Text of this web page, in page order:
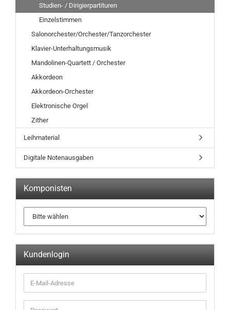
Studien- / Dirigierpartituren
Einzelstimmen
Salonorchester/Orchester/Tanzorchester
Klavier-Unterhaltungsmusik
Mandolinen-Quartett / Orchester
Akkordeon
Akkordeon-Orchester
Elektronische Orgel
Zither
Leihmaterial
Digitale Notenausgaben
Komponisten
Kundenlogin